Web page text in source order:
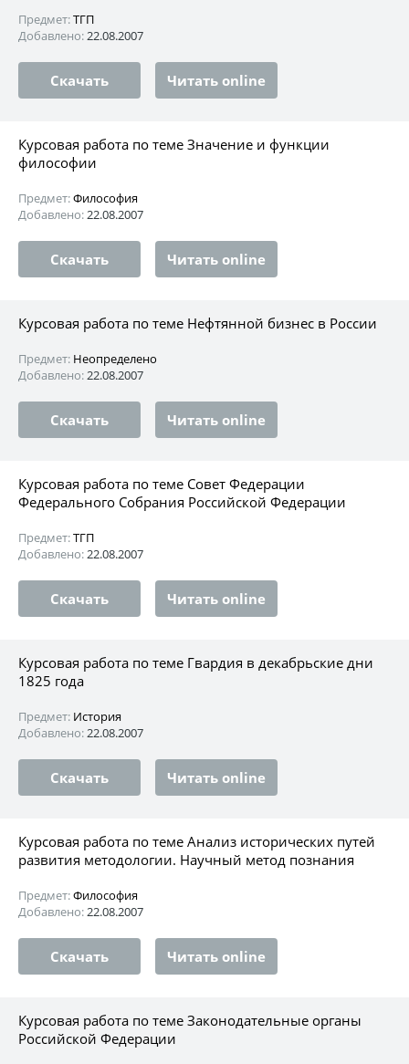
Предмет:ТГП
Добавлено:22.08.2007
Скачать Читать online
Курсовая работа по теме Значение и функции
философии
Предмет:Философия
Добавлено:22.08.2007
Скачать Читать online
Курсовая работа по теме Нефтянной бизнес в России
Предмет: Неопределено
Добавлено:22.08.2007
Скачать Читать online
Курсовая работа по теме Совет Федерации
Федерального Собрания Российской Федерации
Предмет:ТГП
Добавлено:22.08.2007
Скачать Читать online
Курсовая работа по теме Гвардия в декабрьские дни
1825 года
Предмет: История
Добавлено:22.08.2007
Скачать Читать online
Курсовая работа по теме Анализ исторических путей
развития методологии. Научный метод познания
Предмет:Философия
Добавлено:22.08.2007
Скачать Читать online
Курсовая работа по теме Законодательные органы
Российской Федерации